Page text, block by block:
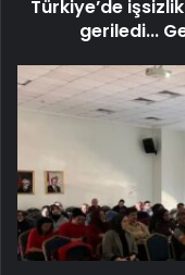
Türkiye’de
geriledi...